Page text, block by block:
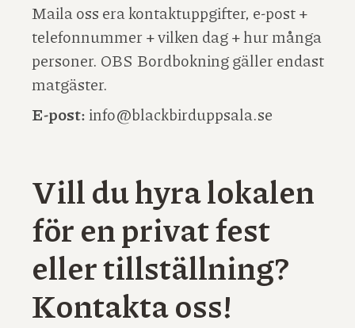
Maila oss era kontaktuppgifter, e-post +
telefonnummer + vilken dag + hur många
personer. OBS Bordbokning gäller endast
matgäster.
E-post: info@blackbirduppsala.se
Vill du hyra lokalen
för en privat fest
eller tillställning?
Kontakta oss!